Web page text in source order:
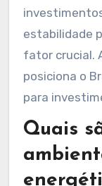
diversificada,
Incentivos
favoráveis
de energia
estabilidade
fator crucial.